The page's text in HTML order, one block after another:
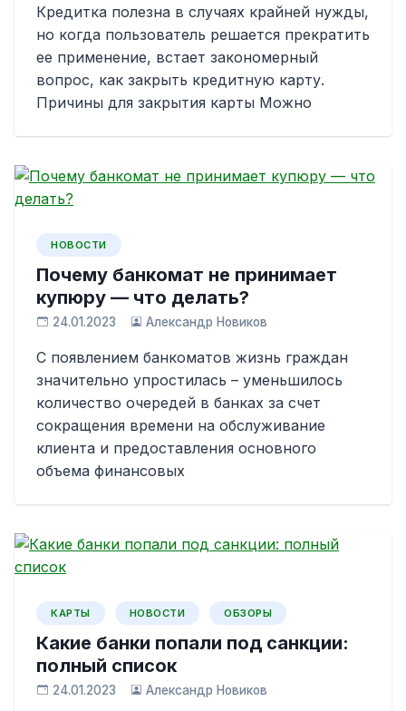
Кредитка полезна в случаях крайней нужды,
но когда пользователь решается прекратить
ее применение, встает закономерный
вопрос, как закрыть кредитную карту.
Причины для закрытия карты Можно
НОВОСТИ
Почему банкомат не принимает
купюру — что делать?
24.01.2023 Александр Новиков
С появлением банкоматов жизнь граждан
значительно упростилась – уменьшилось
количество очередей в банках за счет
сокращения времени на обслуживание
клиента и предоставления основного
объема финансовых
КАРТЫ НОВОСТИ ОБЗОРЫ
Какие банки попали под санкции:
полный список
24.01.2023 Александр Новиков